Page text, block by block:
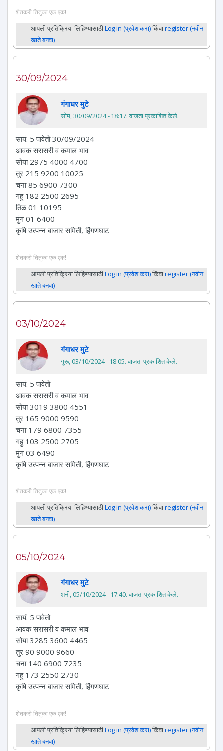
शेतकरी तितुका एक एक!
आपली प्रतिक्रिया लिहिण्यासाठीLog in (प्रवेश करा)किंवाregister (नवीन
खाते बनवा)
30/09/2024
गंगाधर मुटे
सोम, 30/09/2024 - 18:17. वाजता प्रकाशित केले.
सायं. 5 पावेतो 30/09/2024
आवक सरासरी व कमाल भाव
सोया 2975 4000 4700
तुर 215 9200 10025
चना 85 6900 7300
गहु 182 2500 2695
तिळ 01 10195
मुंग 01 6400
कृषि उत्पन्न बाजार समिती, हिंगणघाट
शेतकरी तितुका एक एक!
आपली प्रतिक्रिया लिहिण्यासाठीLog in (प्रवेश करा)किंवाregister (नवीन
खाते बनवा)
03/10/2024
गंगाधर मुटे
गुरू, 03/10/2024 - 18:05. वाजता प्रकाशित केले.
सायं. 5 पावेतो
आवक सरासरी व कमाल भाव
सोया 3019 3800 4551
तुर 165 9000 9590
चना 179 6800 7355
गहु 103 2500 2705
मुंग 03 6490
कृषि उत्पन्न बाजार समिती, हिंगणघाट
शेतकरी तितुका एक एक!
आपली प्रतिक्रिया लिहिण्यासाठीLog in (प्रवेश करा)किंवाregister (नवीन
खाते बनवा)
05/10/2024
गंगाधर मुटे
शनी, 05/10/2024 - 17:40. वाजता प्रकाशित केले.
सायं. 5 पावेतो
आवक सरासरी व कमाल भाव
सोया 3285 3600 4465
तुर 90 9000 9660
चना 140 6900 7235
गहु 173 2550 2730
कृषि उत्पन्न बाजार समिती, हिंगणघाट
शेतकरी तितुका एक एक!
आपली प्रतिक्रिया लिहिण्यासाठीLog in (प्रवेश करा)किंवाregister (नवीन
खाते बनवा)